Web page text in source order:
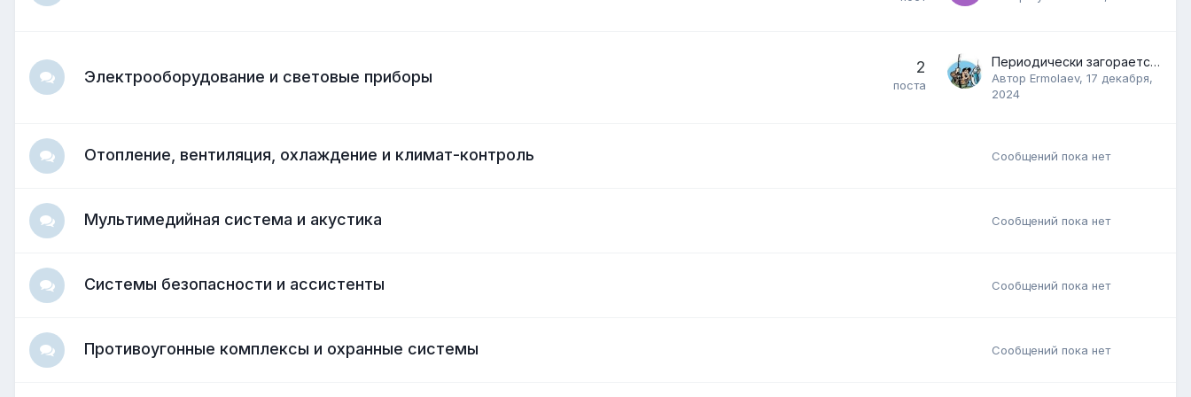
Электрооборудование и световые приборы
2
поста
Периодически загорается индикатор неисправности ламп головного света
Автор Ermolaev, 17 декабря,
2024
Отопление, вентиляция, охлаждение и климат-контроль Сообщений пока нет
Мультимедийная система и акустика Сообщений пока нет
Системы безопасности и ассистенты Сообщений пока нет
Противоугонные комплексы и охранные системы Сообщений пока нет